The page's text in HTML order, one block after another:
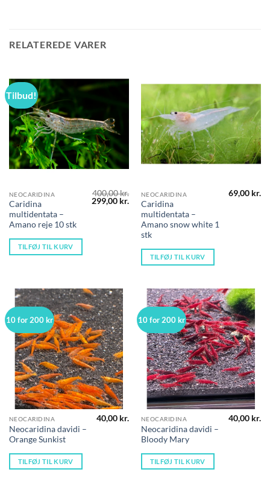
RELATEREDE VARER
Tilbud!
NEOCARIDINA
Caridina
multidentata –
Amano reje 10 stk
400,00kr.
Den
oprindelige
299,00 kr.Den
aktuelle
pris
299,00 kr..
TILFØJ TIL KURV
NEOCARIDINA
Caridina
multidentata –
Amano snow white 1
stk
69,00 kr.
TILFØJ TIL KURV
10 for 200 kr
NEOCARIDINA
Neocaridina davidi –
Orange Sunkist
40,00 kr.
TILFØJ TIL KURV
10 for 200 kr
NEOCARIDINA
Neocaridina davidi –
Bloody Mary
40,00 kr.
TILFØJ TIL KURV